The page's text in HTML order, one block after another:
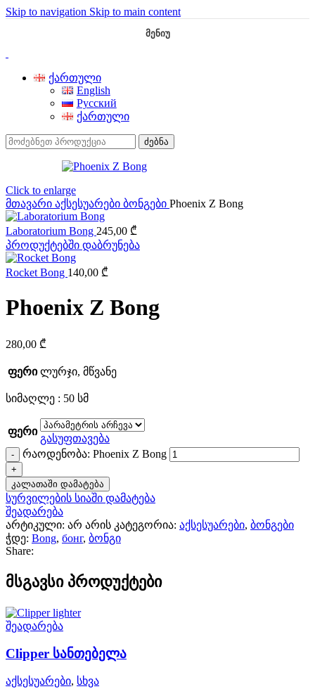
Skip to navigation Skip to main content
ᲛᲔᲜᲘᲣ
ქართული
English
Русский
ქართული
ძებნა
Click to enlarge
მთავარი აქსესუარები ბონგები Phoenix Z Bong
Laboratorium Bong 245,00 ₾
პროდუქტებში დაბრუნება
Rocket Bong 140,00 ₾
Phoenix Z Bong
280,00 ₾
ფერი ლურჯი, მწვანე
სიმაღლე : 50 სმ
ფერი
გასუფთავება
რაოდენობა: Phoenix Z Bong
კალათაში დამატება
სურვილების სიაში დამატება
შეადარება
არტიკული: არ არის კატეგორია: აქსესუარები, ბონგები
ჭდე: Bong, бонг, ბონგი
Share:
მსგავსი პროდუქტები
შეადარება
Clipper სანთებელა
აქსესუარები, სხვა